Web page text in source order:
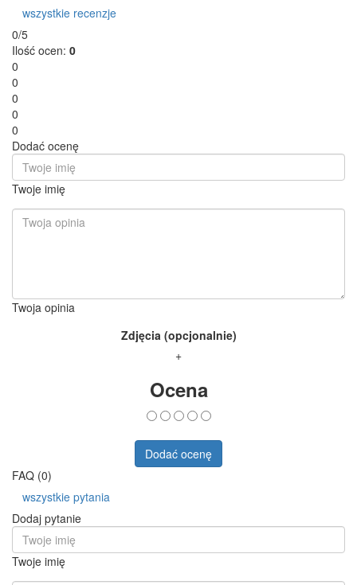
wszystkie recenzje
0/5
Ilość ocen: 0
0
0
0
0
0
Dodać ocenę
Twoje imię
Twoja opinia
Zdjęcia (opcjonalnie)
+
Ocena
Dodać ocenę
FAQ (0)
wszystkie pytania
Dodaj pytanie
Twoje imię